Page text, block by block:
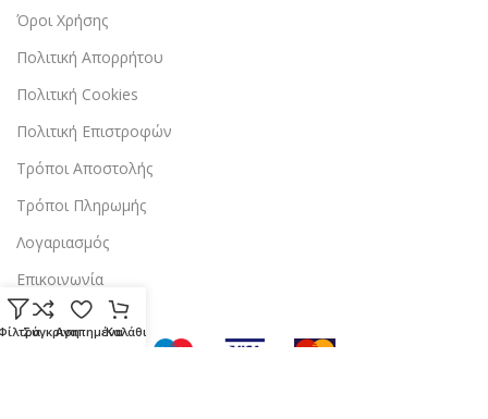
Όροι Χρήσης
Πολιτική Απορρήτου
Πολιτική Cookies
Πολιτική Επιστροφών
Τρόποι Αποστολής
Τρόποι Πληρωμής
Λογαριασμός
Επικοινωνία
ΣύγκρισηΑγαπημέναΚαλάθι